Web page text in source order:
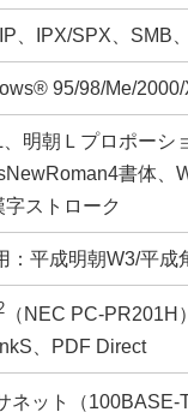
、IPX/SPX、SMB
95/98/Me/
、明朝Ｌプロポーシ
書体、
字ストローク
：平成明朝W3/平成
（NEC PC-PR201H
、PDF Direct
ネット（